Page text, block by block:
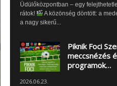
Üdülőközpontban – egy
rátok!
A közönség döntött: a
a nagy sikerű...
Piknik Foci
meccsnézés
programok…
2026.06.23.